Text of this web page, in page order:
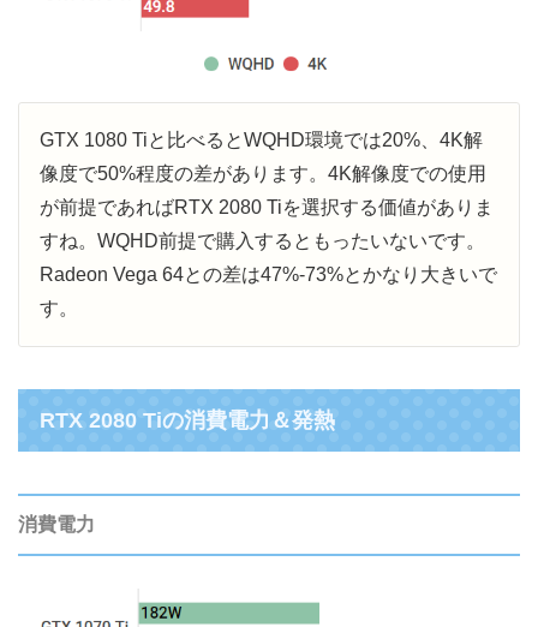
GTX 1080 Tiと比べるとWQHD環境では20%、4K解
像度で50%程度の差があります。4K解像度での使用
が前提であればRTX 2080 Tiを選択する価値がありま
すね。WQHD前提で購入するともったいないです。
Radeon Vega 64との差は47%-73%とかなり大きいで
す。
RTX 2080 Tiの消費電力＆発熱
消費電力